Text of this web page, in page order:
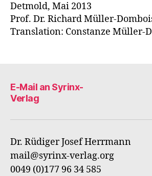
Detmold, Mai 2013
Prof. Dr. Richard Müller-
Translation: Constanze Müller-
E-Mail an Syrinx-
Verlag
Dr. Rüdiger Josef Herrmann
mail@syrinx-verlag.org
0049 (0)177 96 34 585